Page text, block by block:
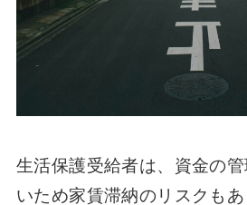
生活保護受給者は、資金の
いため家賃滞納のリスクもあ